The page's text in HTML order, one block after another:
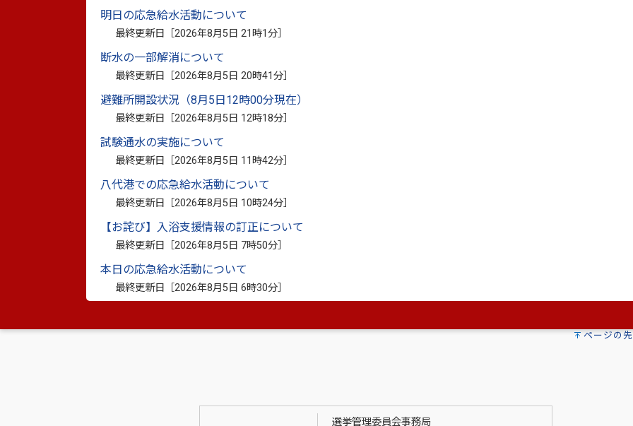
明日の応急給水活動について
最終更新日［2026年8月5日 21時1分
断水の一部解消について
最終更新日［2026年8月5日 20時41分
避難所開設状況（8月5日12時00分現在）
最終更新日［2026年8月5日 12時18分
試験通水の実施について
最終更新日［2026年8月5日 11時42分
八代港での応急給水活動について
最終更新日［2026年8月5日 10時24分
【お詫び】入浴支援情報の訂正について
最終更新日［2026年8月5日 7時50分
本日の応急給水活動について
最終更新日［2026年8月5日 6時30分
【八代市長選挙】
選挙結果（市長選挙） （PDF：88.5キロバイト）
選挙結果（市議選挙） （PDF：206.5キロバイト）
【その他の資料】
投票者数調べ_最終確定_八代市長選挙
支所別投票者数調べ_最終確定_八代市長選挙
ページの
選挙管理委員会事務局